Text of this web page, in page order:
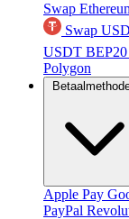
Swap
Swap
USDT BEP20
Polygon
Apple Pay
PayPal